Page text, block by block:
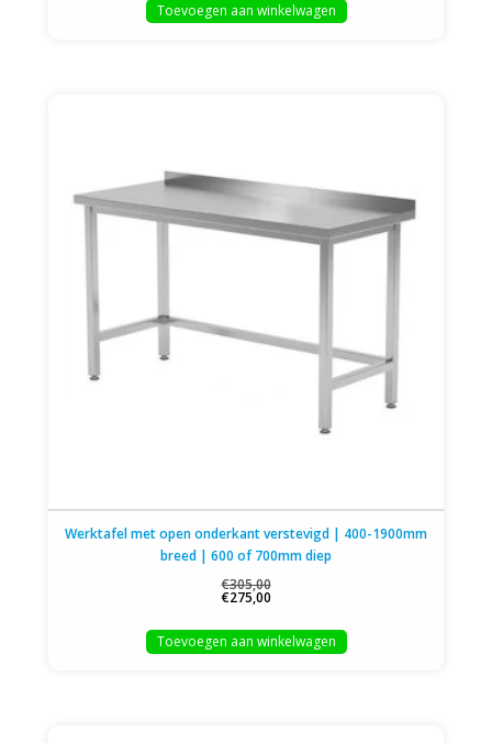
Toevoegen aan winkelwagen
Werktafel met open onderkant verstevigd | 400-1900mm
breed | 600 of 700mm diep
€305,00
€275,00
Toevoegen aan winkelwagen